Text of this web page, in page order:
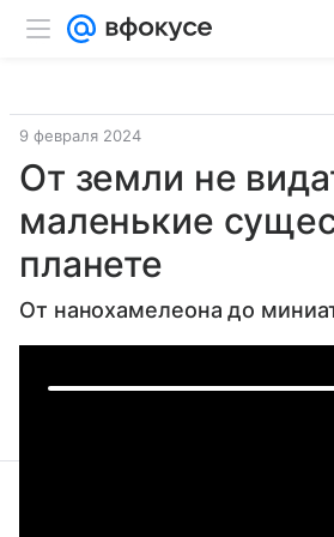
9 февраля 2024
От земли не
маленькие
планете
От нанохамелеона до